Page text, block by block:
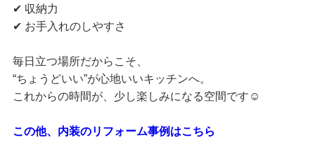
✔ 収納力
✔ お手入れのしやすさ
毎日立つ場所だからこそ、
“ちょうどいい”が心地いいキッチンへ。
これからの時間が、少し楽しみになる空間です☺️
この他、内装のリフォーム事例はこちら